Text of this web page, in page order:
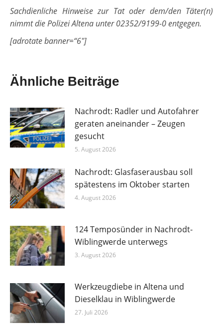
Sachdienliche Hinweise zur Tat oder dem/den Täter(n)
nimmt die Polizei Altena unter 02352/9199-0 entgegen.
[adrotate banner=“6″]
Ähnliche Beiträge
Nachrodt: Radler und Autofahrer
geraten aneinander – Zeugen
gesucht
5. August 2026
Nachrodt: Glasfaserausbau soll
spätestens im Oktober starten
4. August 2026
124 Temposünder in Nachrodt-
Wiblingwerde unterwegs
3. August 2026
Werkzeugdiebe in Altena und
Dieselklau in Wiblingwerde
27. Juli 2026